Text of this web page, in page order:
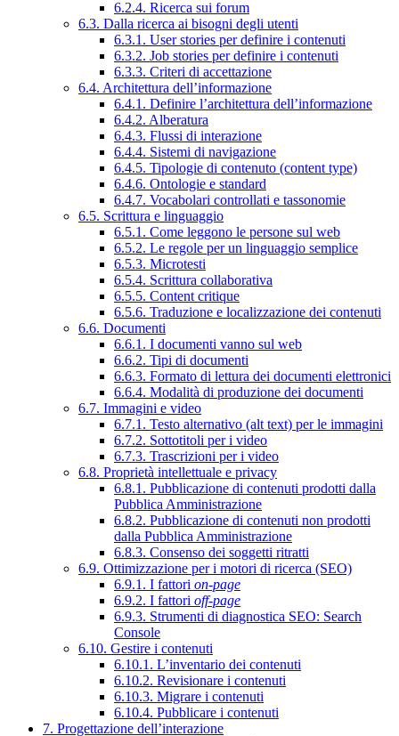
6.2.4. Ricerca sui forum
6.3. Dalla ricerca ai bisogni degli utenti
6.3.1. User stories per definire i contenuti
6.3.2. Job stories per definire i contenuti
6.3.3. Criteri di accettazione
6.4. Architettura dell’informazione
6.4.1. Definire l’architettura dell’informazione
6.4.2. Alberatura
6.4.3. Flussi di interazione
6.4.4. Sistemi di navigazione
6.4.5. Tipologie di contenuto (content type)
6.4.6. Ontologie e standard
6.4.7. Vocabolari controllati e tassonomie
6.5. Scrittura e linguaggio
6.5.1. Come leggono le persone sul web
6.5.2. Le regole per un linguaggio semplice
6.5.3. Microtesti
6.5.4. Scrittura collaborativa
6.5.5. Content critique
6.5.6. Traduzione e localizzazione dei contenuti
6.6. Documenti
6.6.1. I documenti vanno sul web
6.6.2. Tipi di documenti
6.6.3. Formato di lettura dei documenti elettronici
6.6.4. Modalità di produzione dei documenti
6.7. Immagini e video
6.7.1. Testo alternativo (alt text) per le immagini
6.7.2. Sottotitoli per i video
6.7.3. Trascrizioni per i video
6.8. Proprietà intellettuale e privacy
6.8.1. Pubblicazione di contenuti prodotti dalla
Pubblica Amministrazione
6.8.2. Pubblicazione di contenuti non prodotti
dalla Pubblica Amministrazione
6.8.3. Consenso dei soggetti ritratti
6.9. Ottimizzazione per i motori di ricerca (SEO)
6.9.1. I fattori on-page
6.9.2. I fattori off-page
6.9.3. Strumenti di diagnostica SEO: Search
Console
6.10. Gestire i contenuti
6.10.1. L’inventario dei contenuti
6.10.2. Revisionare i contenuti
6.10.3. Migrare i contenuti
6.10.4. Pubblicare i contenuti
7. Progettazione dell’interazione